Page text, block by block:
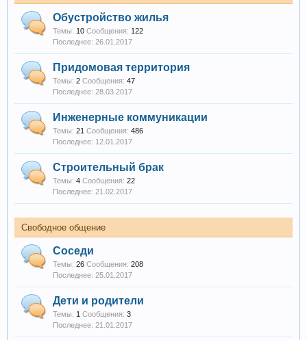
Обустройство жилья
Темы: 10 Сообщения: 122
26.01.2017
Придомовая территория
Темы: 2 Сообщения: 47
28.03.2017
Инженерные коммуникации
Темы: 21 Сообщения: 486
12.01.2017
Строительный брак
Темы: 4 Сообщения: 22
21.02.2017
Свободное общение
Соседи
Темы: 26 Сообщения: 208
25.01.2017
Дети и родители
Темы: 1 Сообщения: 3
21.01.2017